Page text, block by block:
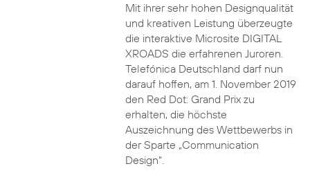
Mit ihrer sehr hohen Designqualität
und kreativen Leistung überzeugte
die interaktive Microsite DIGITAL
XROADS die erfahrenen Juroren.
Telefónica Deutschland darf nun
darauf hoffen, am 1. November 2019
den Red Dot: Grand Prix zu
erhalten, die höchste
Auszeichnung des Wettbewerbs in
der Sparte „Communication
Design“.